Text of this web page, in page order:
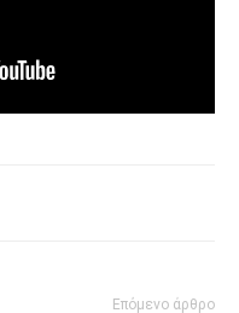
Επόμενο άρθρο